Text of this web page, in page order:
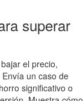
superar
el precio,
un caso de
significativo o